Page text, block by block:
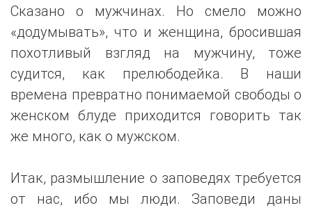
Сказано о мужчинах. Но смело можно
«додумывать», что и женщина, бросившая
похотливый взгляд на мужчину, тоже
судится, как прелюбодейка. В наши
времена превратно понимаемой свободы о
женском блуде приходится говорить так
же много, как о мужском.
Итак, размышление о заповедях требуется
от нас, ибо мы люди. Заповеди даны